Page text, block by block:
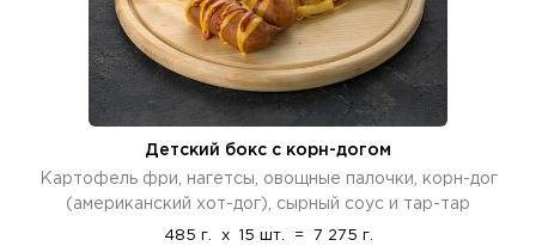
Детский бокс с корн-догом
Картофель фри, нагетсы, овощные палочки, корн-дог
(американский хот-дог), сырный соус и тар-тар
485 г. x 15 шт. = 7 275 г.